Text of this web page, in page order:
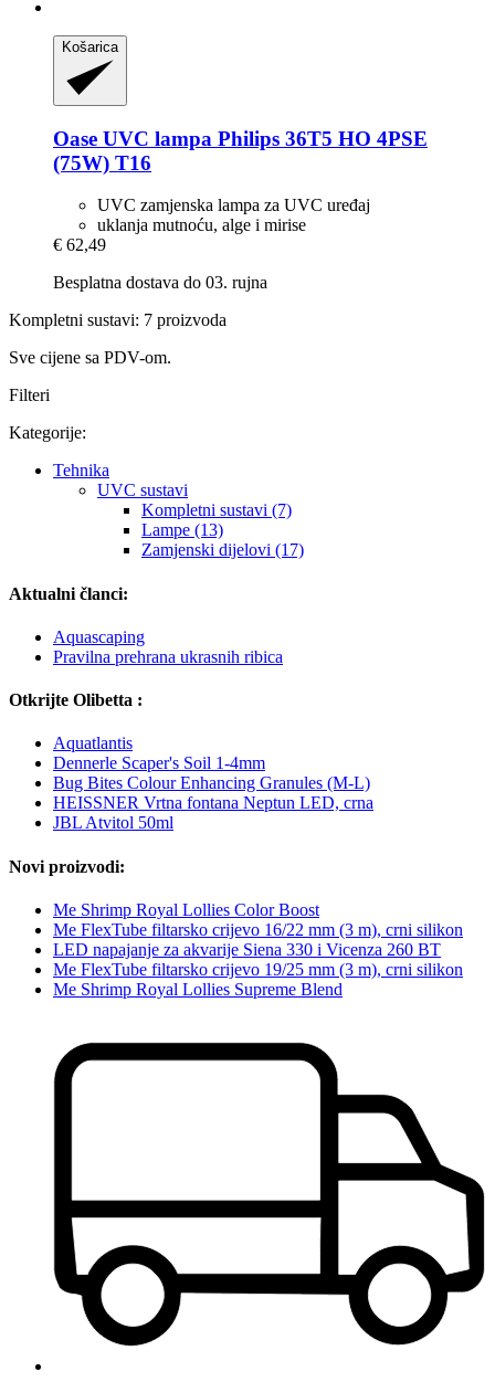
Košarica
Oase UVC lampa Philips 36T5 HO 4PSE
(75W) T16
UVC zamjenska lampa za UVC uređaj
uklanja mutnoću, alge i mirise
€ 62,49
Besplatna dostava do 03. rujna
Kompletni sustavi: 7 proizvoda
Sve cijene sa PDV-om.
Filteri
Kategorije:
Tehnika
UVC sustavi
Kompletni sustavi (7)
Lampe (13)
Zamjenski dijelovi (17)
Aktualni članci:
Aquascaping
Pravilna prehrana ukrasnih ribica
Otkrijte Olibetta :
Aquatlantis
Dennerle Scaper's Soil 1-4mm
Bug Bites Colour Enhancing Granules (M-L)
HEISSNER Vrtna fontana Neptun LED, crna
JBL Atvitol 50ml
Novi proizvodi:
Me Shrimp Royal Lollies Color Boost
Me FlexTube filtarsko crijevo 16/22 mm (3 m), crni silikon
LED napajanje za akvarije Siena 330 i Vicenza 260 BT
Me FlexTube filtarsko crijevo 19/25 mm (3 m), crni silikon
Me Shrimp Royal Lollies Supreme Blend